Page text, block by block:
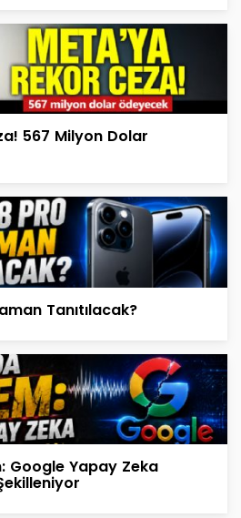
567 Milyon Dolar
Tanıtılacak?
Google Yapay Zeka